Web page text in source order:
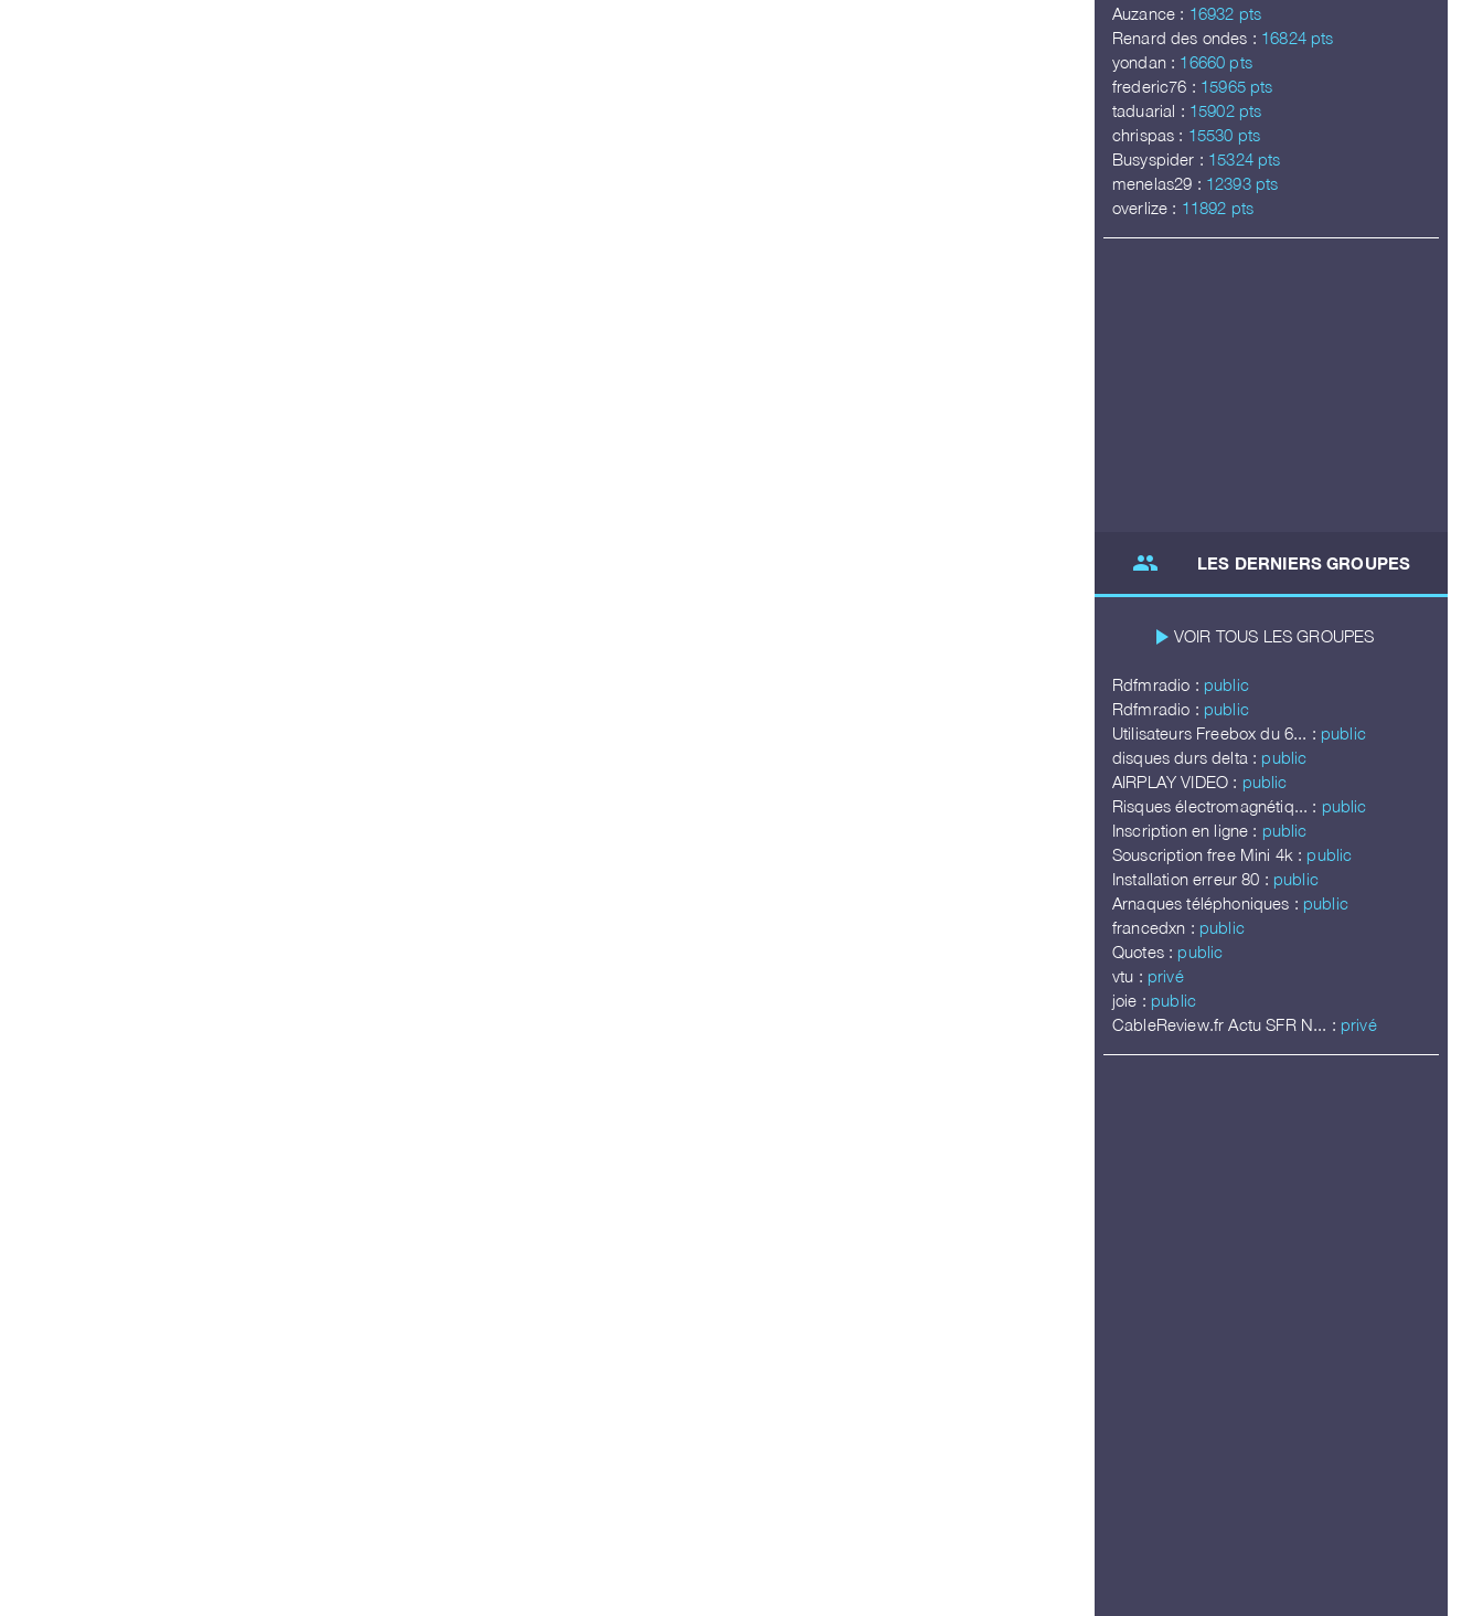
Auzance : 16932 pts
Renard des ondes : 16824 pts
yondan : 16660 pts
frederic76 : 15965 pts
taduarial : 15902 pts
chrispas : 15530 pts
Busyspider : 15324 pts
menelas29 : 12393 pts
overlize : 11892 pts
group LES DERNIERS GROUPES
play_arrow VOIR TOUS LES GROUPES
Rdfmradio : public
Rdfmradio : public
Utilisateurs Freebox du 6... : public
disques durs delta : public
AIRPLAY VIDEO : public
Risques électromagnétiq... : public
Inscription en ligne : public
Souscription free Mini 4k : public
Installation erreur 80 : public
Arnaques téléphoniques : public
francedxn : public
Quotes : public
vtu : privé
joie : public
CableReview.fr Actu SFR N... : privé